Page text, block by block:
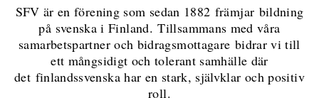
SFV är en förening som sedan 1882 främjar bildning
på svenska i Finland. Tillsammans med våra
samarbetspartner och bidragsmottagare bidrar vi till
ett mångsidigt och tolerant samhälle där
det finlandssvenska har en stark, självklar och positiv
roll.